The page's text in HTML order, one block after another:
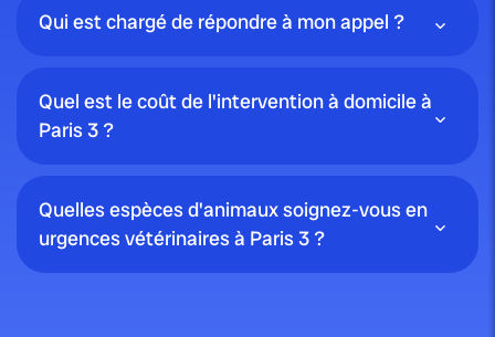
Qui est chargé de répondre à mon appel ?
Quel est le coût de l'intervention à domicile à
Paris 3 ?
Quelles espèces d'animaux soignez-vous en
urgences vétérinaires à Paris 3 ?